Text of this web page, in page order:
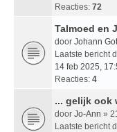
Reacties: 72
Talmoed en
door Johann
Laatste bericht
14 feb 2025,
Reacties: 4
... gelijk ook
door Jo-Ann »
Laatste bericht